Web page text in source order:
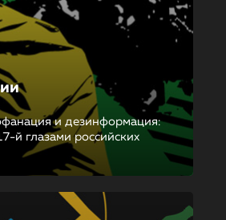
и дезинформация:
й глазами российских